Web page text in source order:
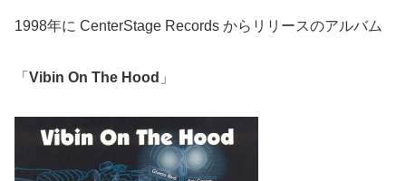
1998年に CenterStage Records からリリースのアルバム
「 Vibin On The Hood 」